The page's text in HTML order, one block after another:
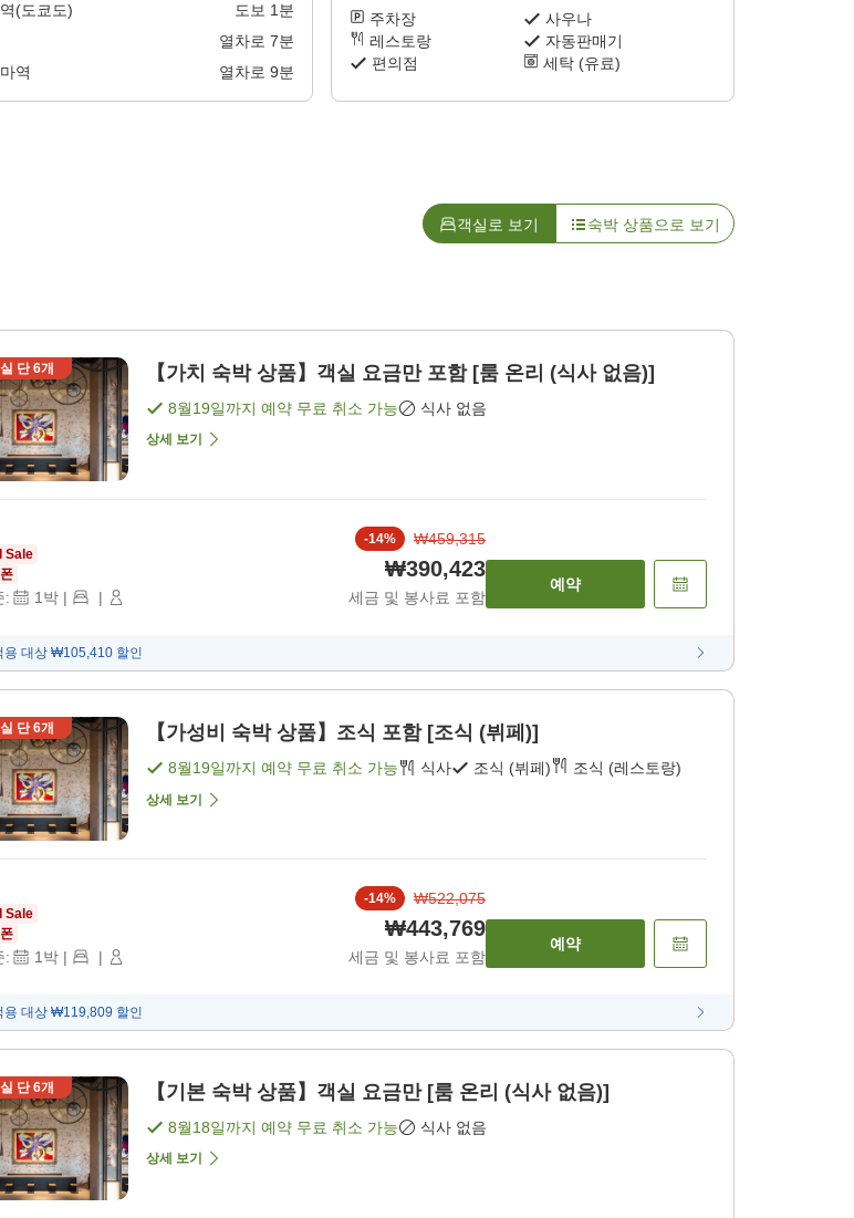
(도쿄도) 도보 1분
열차로 7분
역
열차로 9분
주차장
사우나
레스토랑
자동판매기
편의점
세탁 (유료)
객실로 보기 숙박 상품으로 보기
단6개 【가치 숙박 상품】객실 요금만 포함 [룸 온리 (식사 없음)]
8월19일까지 예약 무료 취소 가능 식사 없음
상세 보기
Sale
: 1박 | |
-14% ₩459,315
₩390,423
세금 및 봉사료 포함
예약
용 대상 ₩105,410 할인
단6개 【가성비 숙박 상품】조식 포함 [조식 (뷔페)]
8월19일까지 예약 무료 취소 가능 식사 조식 (뷔페) 조식 (레스토랑)
상세 보기
Sale
: 1박 | |
-14% ₩522,075
₩443,769
세금 및 봉사료 포함
예약
용 대상 ₩119,809 할인
단6개 【기본 숙박 상품】객실 요금만 [룸 온리 (식사 없음)]
8월18일까지 예약 무료 취소 가능 식사 없음
상세 보기